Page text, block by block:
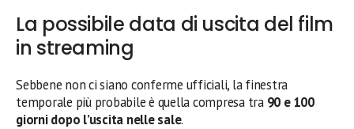
La possibile data di uscita del film
in streaming
Sebbene non ci siano conferme ufficiali, la finestra
temporale più probabile è quella compresa tra 90 e 100
giorni dopo l’uscita nelle sale.